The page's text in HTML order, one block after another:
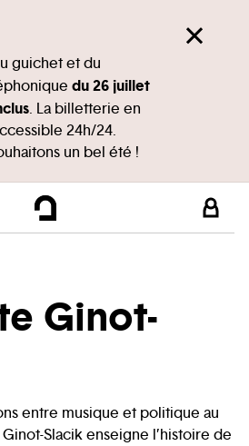
guichet et du
du 26 juillet
. La billetterie en
24h/24.
un bel été !
Ginot-
entre musique et politique au
Slacik enseigne l’histoire de